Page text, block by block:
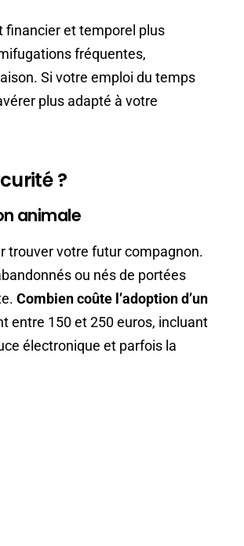
financier et temporel plus
fréquentes,
Si votre emploi du temps
plus adapté à votre
?
animale
trouver votre futur compagnon.
ou nés de portées
Combien coûte l’adoption d’un
entre 150 et 250 euros, incluant
électronique et parfois la